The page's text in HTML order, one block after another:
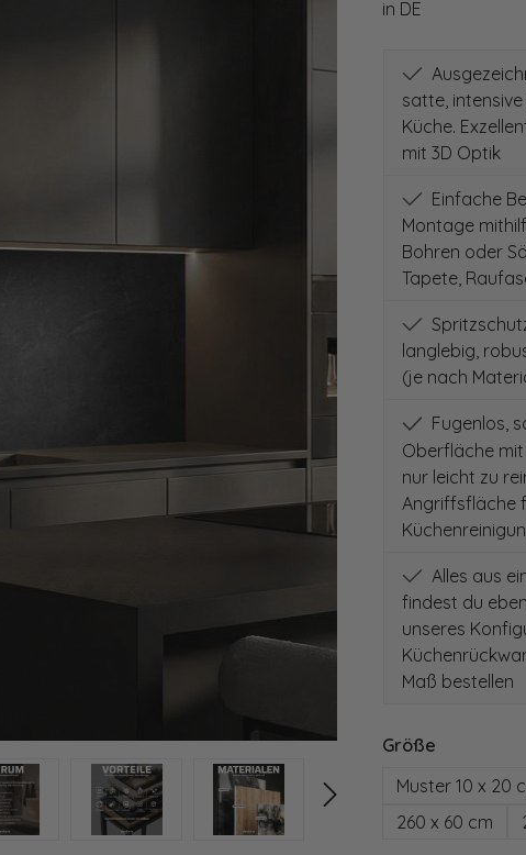
in DE
satte,
Küche.
mit 3D Optik
Einfache
Montage
Bohren oder
Tapete,
langlebig,
(je nach
Fugenlos,
Oberfläche
nur leicht zu
Angriffsfläche
Alles aus
findest du
unseres
Maß bestellen
Größeauswählen
Muster 10 x 20
260 x 60 cm